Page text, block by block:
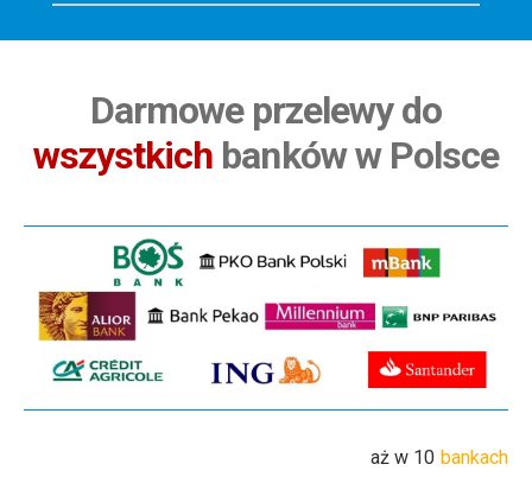
Darmowe przelewy do
wszystkich banków w Polsce
aż w 10 bankach